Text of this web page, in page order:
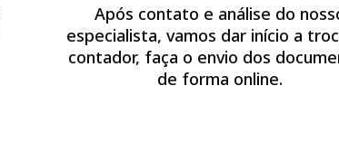
Após contato e análise do
especialista, vamos dar início a
contador, faça o envio dos
de forma online.